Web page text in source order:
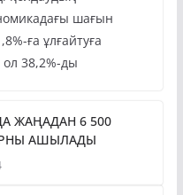
шағын
ға ұлғайтуға
ол 38,2%-ды
ЖАҢАДАН 6 500
АШЫЛАДЫ